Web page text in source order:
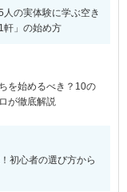
の実体験に学ぶ空き
軒」の始め方
を始めるべき？10の
が徹底解説
初心者の選び方から